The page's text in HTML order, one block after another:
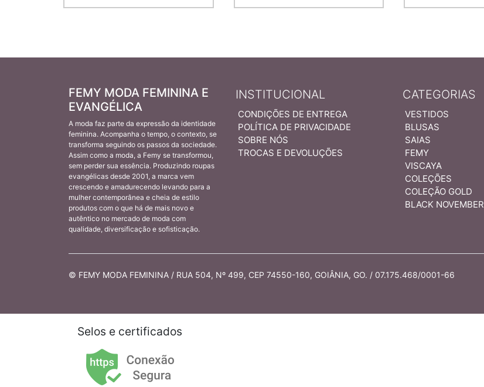
INSTITUCIONAL
CONDIÇÕES DE ENTREGA
POLÍTICA DE PRIVACIDADE
SOBRE NÓS
TROCAS E DEVOLUÇÕES
CATEGORIAS
VESTIDOS
BLUSAS
SAIAS
FEMY
VISCAYA
COLEÇÕES
COLEÇÃO GOLD
BLACK NOVEMBER
FEMY MODA FEMININA E
EVANGÉLICA
A moda faz parte da expressão da identidade
feminina. Acompanha o tempo, o contexto, se
transforma seguindo os passos da sociedade.
Assim como a moda, a Femy se transformou,
sem perder sua essência. Produzindo roupas
evangélicas desde 2001, a marca vem
crescendo e amadurecendo levando para a
mulher contemporânea e cheia de estilo
produtos com o que há de mais novo e
autêntico no mercado de moda com
qualidade, diversificação e sofisticação.
© FEMY MODA FEMININA / RUA 504, Nº 499, CEP 74550-160, GOIÂNIA, GO. / 07.175.468/0001-66
Selos e certificados